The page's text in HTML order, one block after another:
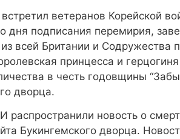
ветеранов Корейской
дня подписания перемирия,
всей Британии и Содружества
принцесса и
в честь годовщины
дворца.
распространили новость о
Букингемского дворца.